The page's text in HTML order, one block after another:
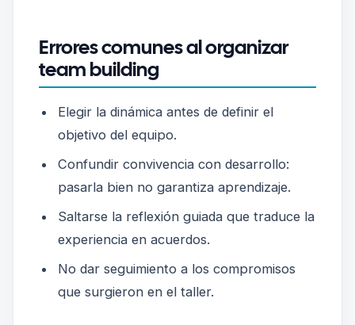
Errores comunes al organizar
team building
Elegir la dinámica antes de definir el
objetivo del equipo.
Confundir convivencia con desarrollo:
pasarla bien no garantiza aprendizaje.
Saltarse la reflexión guiada que traduce la
experiencia en acuerdos.
No dar seguimiento a los compromisos
que surgieron en el taller.